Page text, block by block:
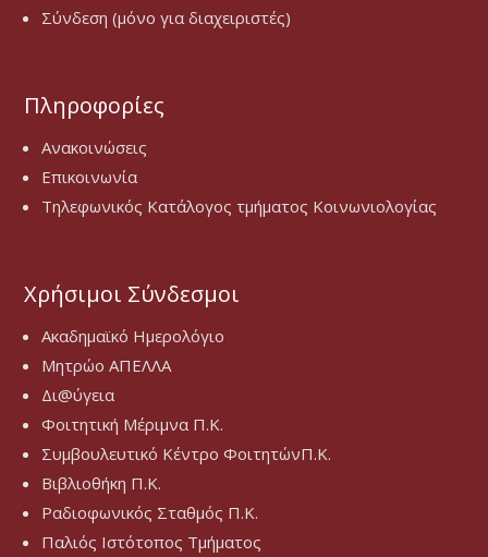
Σύνδεση (μόνο για διαχειριστές)
Πληροφορίες
Ανακοινώσεις
Επικοινωνία
Τηλεφωνικός Κατάλογος τμήματος Κοινωνιολογίας
Χρήσιμοι Σύνδεσμοι
Ακαδημαϊκό Ημερολόγιο
Μητρώο ΑΠΕΛΛΑ
Δι@ύγεια
Φοιτητική Μέριμνα Π.Κ.
Συμβουλευτικό Κέντρο ΦοιτητώνΠ.Κ.
Βιβλιοθήκη Π.Κ.
Ραδιοφωνικός Σταθμός Π.Κ.
Παλιός Ιστότοπος Τμήματος